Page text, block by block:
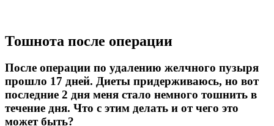
Тошнота после операции
После операции по удалению желчного пузыря
прошло 17 дней. Диеты придерживаюсь, но вот
последние 2 дня меня стало немного тошнить в
течение дня. Что с этим делать и от чего это
может быть?